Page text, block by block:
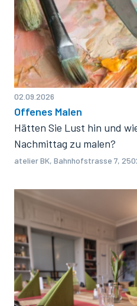
02.09.2026
Offenes Malen
Hätten Sie Lust hin und
Nachmittag zu malen?
atelier BK, Bahnhofstrasse 7,